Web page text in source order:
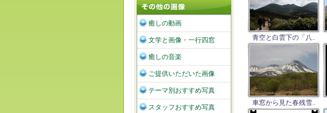
青空と白雲下の「八..
車窓から見た春残雪..
癒しの動画
文学と画像・一行四窓
癒しの音楽
ご提供いただいた画像
テーマ別おすすめ写真
スタッフおすすめ写真